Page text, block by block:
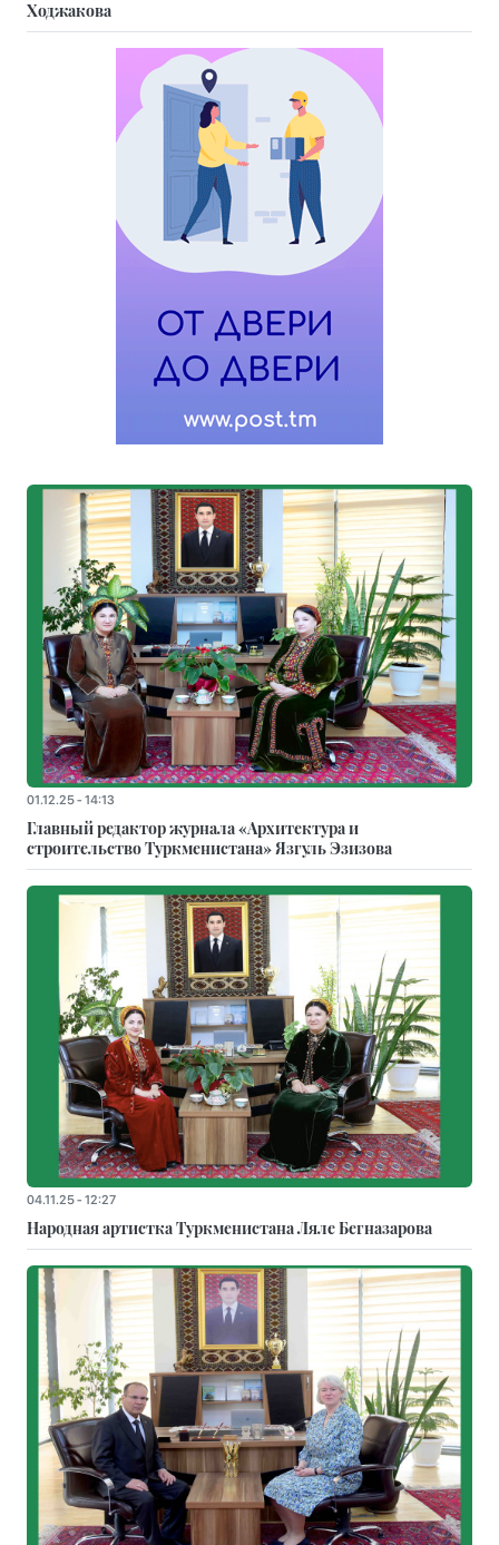
Ходжакова
01.12.25 - 14:13
Главный редактор журнала «Архитектура и
строительство Туркменистана» Язгуль Эзизова
04.11.25 - 12:27
Народная артистка Туркменистана Ляле Бегназарова